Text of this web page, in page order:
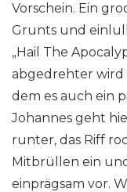
Vorschein. Ein
Grunts und
„Hail The
abgedrehter wird
dem es auch ein
Johannes geht
runter, das Riff
Mitbrüllen ein
einprägsam vor.